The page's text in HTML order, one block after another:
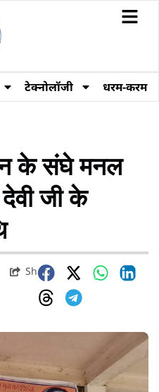
टेक्नोलॉजी धरम-करम
के संघे मनल
जी के
Share